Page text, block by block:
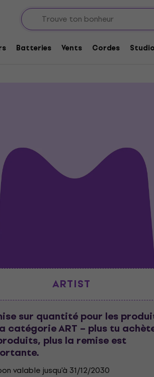
Batteries Vents Cordes Studio
vos coupons et les prix sur une
ARTIST
sur quantité pour les
catégorie ART – plus tu
plus la remise est
valable jusqu'à 31/12/2030